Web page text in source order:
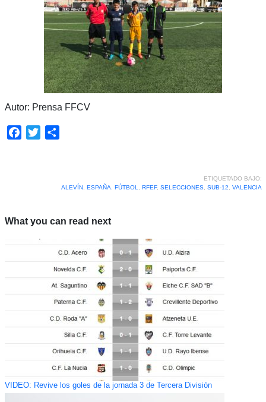
Autor: Prensa FFCV
Facebook
Twitter
ETIQUETADO BAJO:
ALEVÍN, ESPAÑA FÚTBOL RFEF, SELECCIONES, SUB-12 VALENCIA
What you can read next
VIDEO: Revive los goles de la jornada 3 de Tercera División